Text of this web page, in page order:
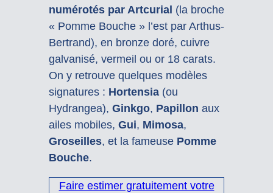
numérotés par Artcurial (la broche
« Pomme Bouche » l’est par Arthus-
Bertrand), en bronze doré, cuivre
galvanisé, vermeil ou or 18 carats.
On y retrouve quelques modèles
signatures : Hortensia(ou
Hydrangea), Ginkgo, Papillon aux
ailes mobiles, Gui, Mimosa,
Groseilles, et la fameuse Pomme
Bouche.
Faire estimer gratuitement votre